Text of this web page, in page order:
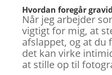
Hvordan foregår
Når jeg arbejder
vigtigt for mig, at
afslappet, og at du
det kan virke
at stille op til